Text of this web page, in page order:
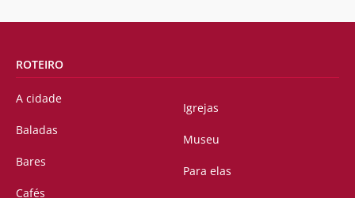
ROTEIRO
A cidade
Baladas
Bares
Cafés
Igrejas
Museu
Para elas